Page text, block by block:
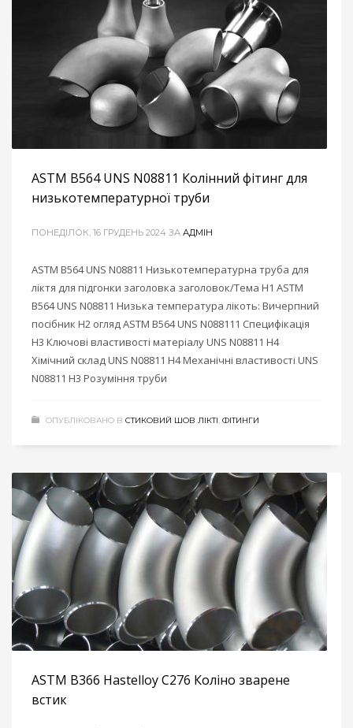
ASTM B564 UNS N08811 Колінний фітинг для
низькотемпературної труби
ПОНЕДІЛОК, 16 ГРУДЕНЬ 2024 ЗА АДМІН
ASTM B564 UNS N08811 Низькотемпературна труба для
ліктя для підгонки заголовка заголовок/Тема H1 ASTM
B564 UNS N08811 Низька температура лікоть: Вичерпний
посібник H2 огляд ASTM B564 UNS N088111 Специфікація
H3 Ключові властивості матеріалу UNS N08811 H4
Хімічний склад UNS N08811 H4 Механічні властивості UNS
N08811 H3 Розуміння труби
ОПУБЛІКОВАНО В СТИКОВИЙ ШОВ ЛІКТІ, ФІТИНГИ
ASTM B366 Hastelloy C276 Коліно зварене
встик